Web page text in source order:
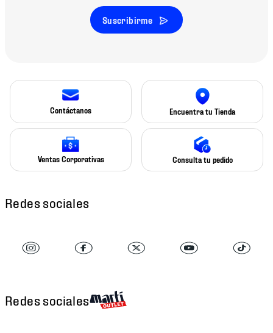
Suscribirme
Contáctanos Encuentra tu Tienda
Ventas Corporativas Consulta tu pedido
Redes sociales
Redes sociales